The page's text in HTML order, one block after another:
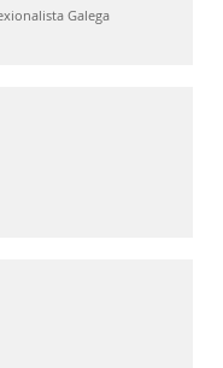
Galega